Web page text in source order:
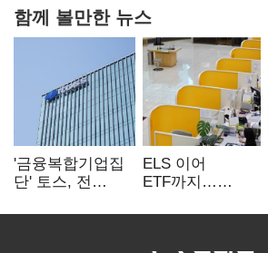
함께 볼만한 뉴스
'금융복합기업집
단' 토스, 전
표준화
ELS 이어
ETF까지…
제동 걸린 은행